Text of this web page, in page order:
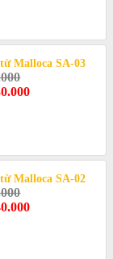
Malloca SA-03
Malloca SA-02